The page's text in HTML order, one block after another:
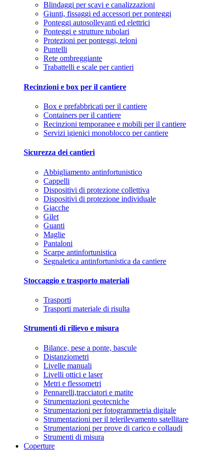
Blindaggi per scavi e canalizzazioni
Giunti, fissaggi ed accessori per ponteggi
Ponteggi autosollevanti ed elettrici
Ponteggi e strutture tubolari
Protezioni per ponteggi, teloni
Puntelli
Rete ombreggiante
Trabattelli e scale per cantieri
Recinzioni e box per il cantiere
Box e prefabbricati per il cantiere
Containers per il cantiere
Recinzioni temporanee e mobili per il cantiere
Servizi igienici monoblocco per cantiere
Sicurezza dei cantieri
Abbigliamento antinfortunistico
Cappelli
Dispositivi di protezione collettiva
Dispositivi di protezione individuale
Giacche
Gilet
Guanti
Maglie
Pantaloni
Scarpe antinfortunistica
Segnaletica antinfortunistica da cantiere
Stoccaggio e trasporto materiali
Trasporti
Trasporti materiale di risulta
Strumenti di rilievo e misura
Bilance, pese a ponte, bascule
Distanziometri
Livelle manuali
Livelli ottici e laser
Metri e flessometri
Pennarelli,tracciatori e matite
Strumentazioni geotecniche
Strumentazioni per fotogrammetria digitale
Strumentazioni per il telerilevamento satellitare
Strumentazioni per prove di carico e collaudi
Strumenti di misura
Coperture